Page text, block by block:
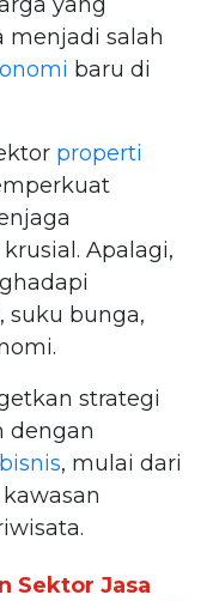
menjadi salah
baru di
properti
Apalagi,
suku bunga,
strategi
dengan
bisnis, mulai dari
Sektor Jasa